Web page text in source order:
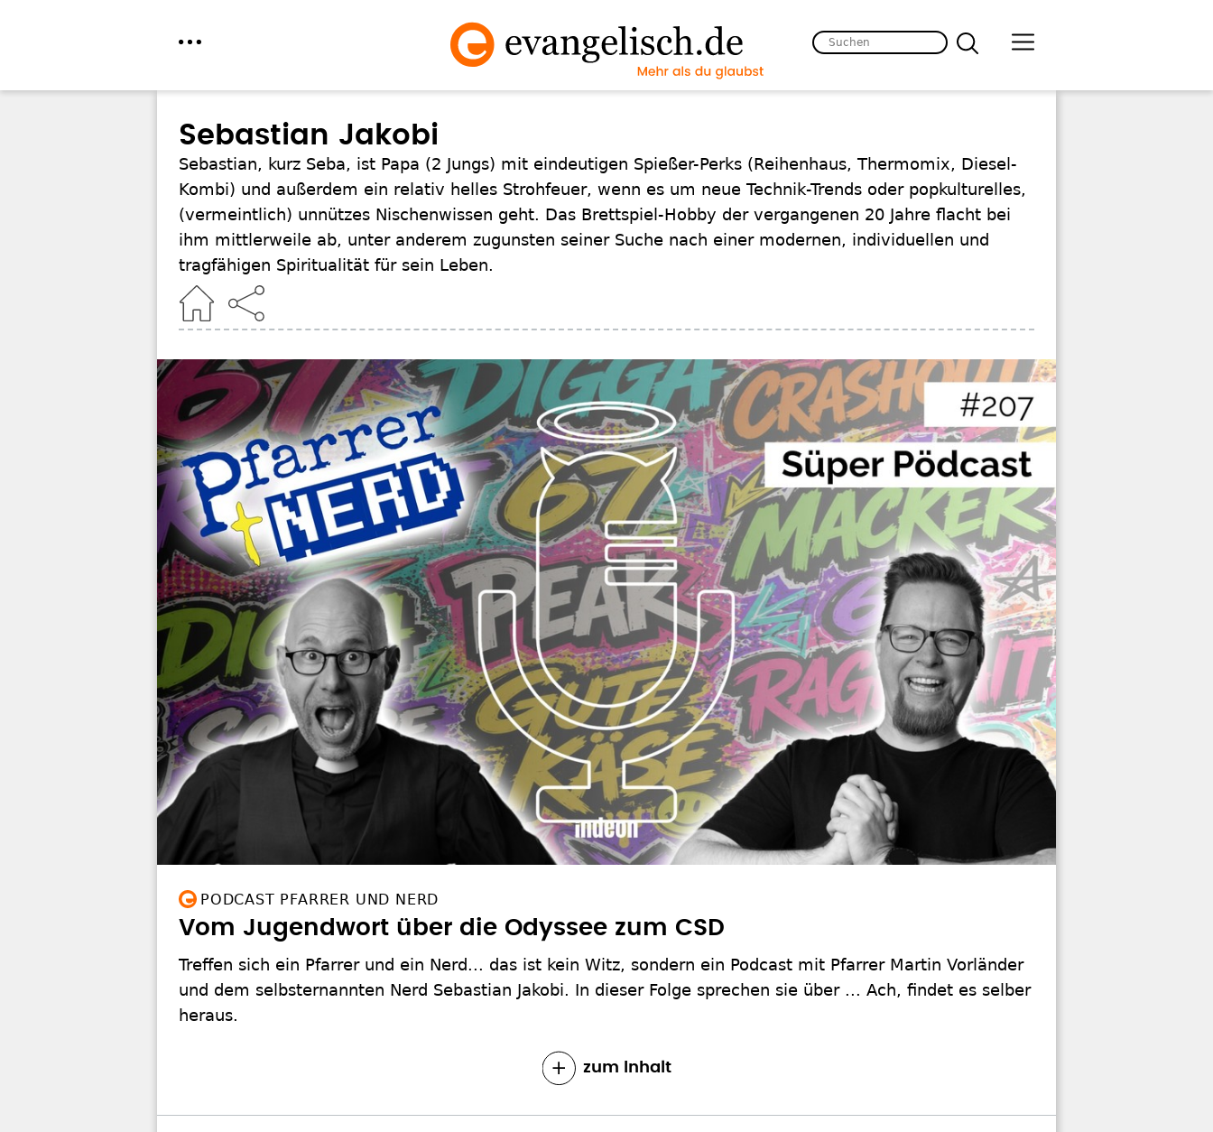
Sebastian Jakobi
Sebastian, kurz Seba, ist Papa (2 Jungs) mit eindeutigen Spießer-Perks (Reihenhaus, Thermomix, Diesel-
Kombi) und außerdem ein relativ helles Strohfeuer, wenn es um neue Technik-Trends oder popkulturelles,
(vermeintlich) unnützes Nischenwissen geht. Das Brettspiel-Hobby der vergangenen 20 Jahre flacht bei
ihm mittlerweile ab, unter anderem zugunsten seiner Suche nach einer modernen, individuellen und
tragfähigen Spiritualität für sein Leben.
PODCAST PFARRER UND NERD
Vom Jugendwort über die Odyssee zum CSD
Treffen sich ein Pfarrer und ein Nerd... das ist kein Witz, sondern ein Podcast mit Pfarrer Martin Vorländer
und dem selbsternannten Nerd Sebastian Jakobi. In dieser Folge sprechen sie über ... Ach, findet es selber
heraus.
zum Inhalt